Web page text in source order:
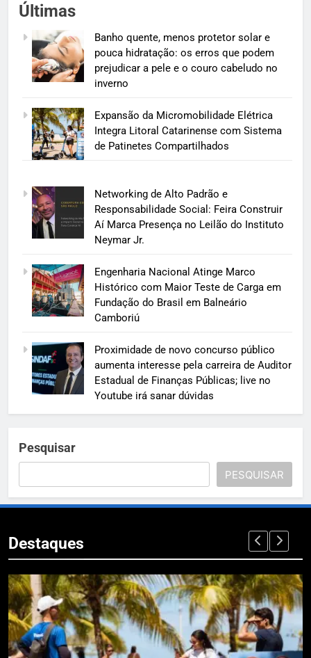
Últimas
Banho quente, menos protetor solar e
pouca hidratação: os erros que podem
prejudicar a pele e o couro cabeludo no
inverno
Expansão da Micromobilidade Elétrica
Integra Litoral Catarinense com Sistema
de Patinetes Compartilhados
Networking de Alto Padrão e
Responsabilidade Social: Feira Construir
Aí Marca Presença no Leilão do Instituto
Neymar Jr.
Engenharia Nacional Atinge Marco
Histórico com Maior Teste de Carga em
Fundação do Brasil em Balneário
Camboriú
Proximidade de novo concurso público
aumenta interesse pela carreira de Auditor
Estadual de Finanças Públicas; live no
Youtube irá sanar dúvidas
Pesquisar
PESQUISAR
Destaques